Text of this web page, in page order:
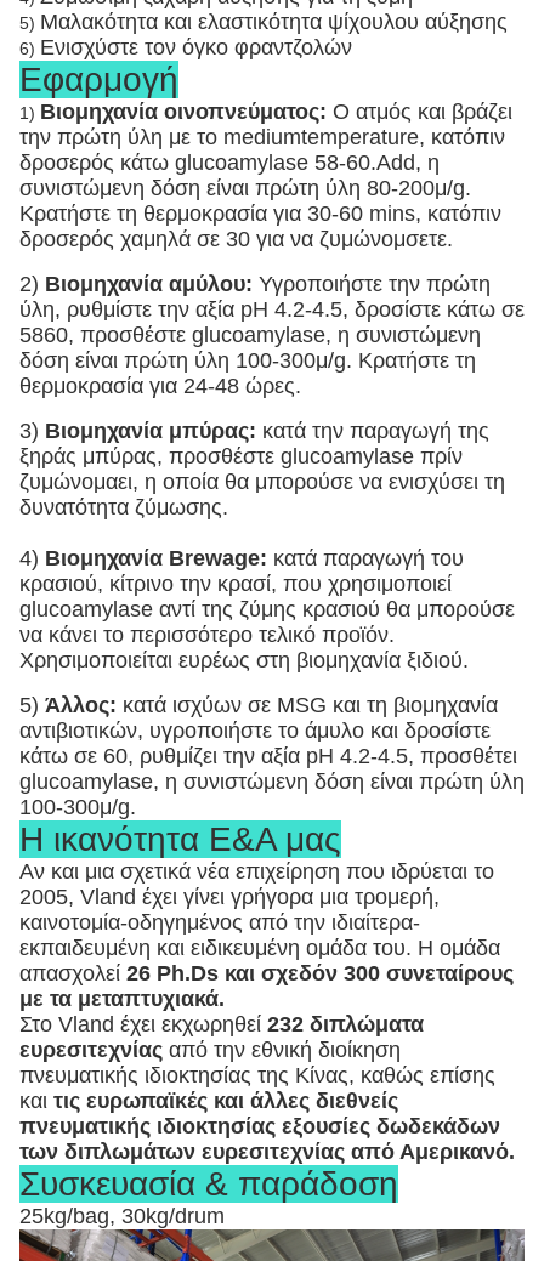
5) Μαλακότητα και ελαστικότητα ψίχουλου αύξησης
6) Ενισχύστε τον όγκο φραντζολών
Εφαρμογή
1) Βιομηχανία οινοπνεύματος: Ο ατμός και βράζει
την πρώτη ύλη με το mediumtemperature, κατόπιν
δροσερός κάτω glucoamylase 58-60.Add, η
συνιστώμενη δόση είναι πρώτη ύλη 80-200μ/g.
Κρατήστε τη θερμοκρασία για 30-60 mins, κατόπιν
δροσερός χαμηλά σε 30 για να ζυμώνομσετε.
2) Βιομηχανία αμύλου: Υγροποιήστε την πρώτη
ύλη, ρυθμίστε την αξία pH 4.2-4.5, δροσίστε κάτω σε
5860, προσθέστε glucoamylase, η συνιστώμενη
δόση είναι πρώτη ύλη 100-300μ/g. Κρατήστε τη
θερμοκρασία για 24-48 ώρες.
3) Βιομηχανία μπύρας: κατά την παραγωγή της
ξηράς μπύρας, προσθέστε glucoamylase πρίν
ζυμώνομαει, η οποία θα μπορούσε να ενισχύσει τη
δυνατότητα ζύμωσης.
4) Βιομηχανία Brewage: κατά παραγωγή του
κρασιού, κίτρινο την κρασί, που χρησιμοποιεί
glucoamylase αντί της ζύμης κρασιού θα μπορούσε
να κάνει το περισσότερο τελικό προϊόν.
Χρησιμοποιείται ευρέως στη βιομηχανία ξιδιού.
5) Άλλος: κατά ισχύων σε MSG και τη βιομηχανία
αντιβιοτικών, υγροποιήστε το άμυλο και δροσίστε
κάτω σε 60, ρυθμίζει την αξία pH 4.2-4.5, προσθέτει
glucoamylase, η συνιστώμενη δόση είναι πρώτη ύλη
100-300μ/g.
Η ικανότητα Ε&Α μας
Αν και μια σχετικά νέα επιχείρηση που ιδρύεται το
2005, Vland έχει γίνει γρήγορα μια τρομερή,
καινοτομία-οδηγημένος από την ιδιαίτερα-
εκπαιδευμένη και ειδικευμένη ομάδα του. Η ομάδα
απασχολεί 26 Ph.Ds και σχεδόν 300 συνεταίρους
με τα μεταπτυχιακά.
Στο Vland έχει εκχωρηθεί 232 διπλώματα
ευρεσιτεχνίας από την εθνική διοίκηση
πνευματικής ιδιοκτησίας της Κίνας, καθώς επίσης
και τις ευρωπαϊκές και άλλες διεθνείς
πνευματικής ιδιοκτησίας εξουσίες δωδεκάδων
των διπλωμάτων ευρεσιτεχνίας από Αμερικανό.
Συσκευασία & παράδοση
25kg/bag, 30kg/drum